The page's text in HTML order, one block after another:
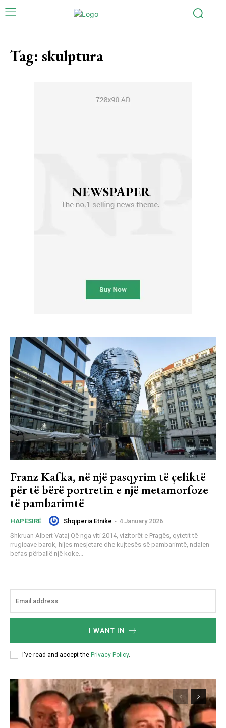
Tag: skulptura
Franz Kafka, në një pasqyrim të çeliktë
për të bërë portretin e një metamorfoze
të pambarimtë
HAPËSIRË Shqiperia Etnike - 4 January 2026
Shkruan Albert Vataj Që nga viti 2014, vizitorët e Pragës, qytetit të
rrugicave barok, hijes mesjetare dhe kujtesës së pambarimtë, ndalen
befas përballë një koke...
I WANT IN
I've read and accept the Privacy Policy.